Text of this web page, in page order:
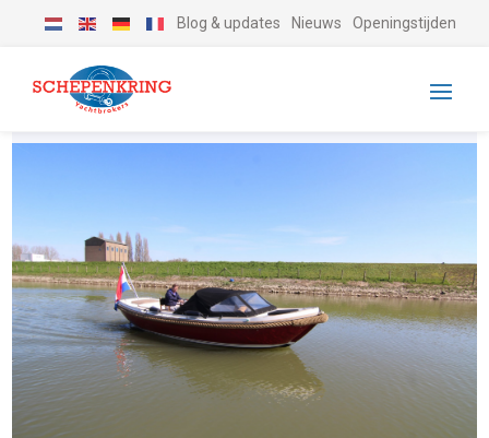
Blog & updates Nieuws Openingstijden